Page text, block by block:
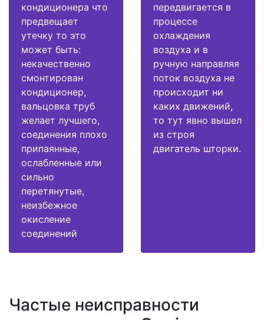
кондиционера что
предвещает
утечку то это
может быть:
некачественно
смонтирован
кондиционер,
вальцовка труб
желает лучшего,
соединения плохо
припаянные,
ослабленные или
сильно
перетянутые,
неизбежное
окисление
соединений
передвигается в
процессе
охлаждения
воздуха и в
ручную направляя
поток воздуха не
происходит ни
каких движений,
то тут явно вышел
из строя
двигатель шторки.
Частые неисправности